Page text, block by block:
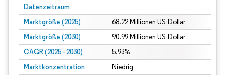
Datenzeitraum
Marktgröße (2025) 68.22 Millionen US-Dollar
Marktgröße (2030) 90.99 Millionen US-Dollar
CAGR (2025 - 2030) 5.93%
Marktkonzentration Niedrig